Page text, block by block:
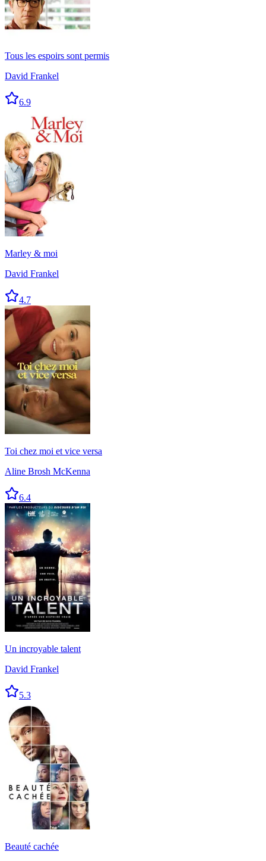
Tous les espoirs sont permis
David Frankel
6.9
Marley & moi
David Frankel
4.7
Toi chez moi et vice versa
Aline Brosh McKenna
6.4
Un incroyable talent
David Frankel
5.3
Beauté cachée